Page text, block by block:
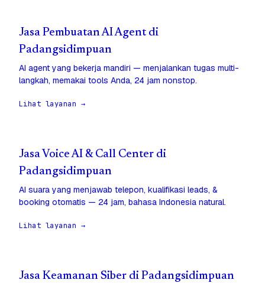
Jasa Pembuatan AI Agent di
Padangsidimpuan
AI agent yang bekerja mandiri — menjalankan tugas multi-
langkah, memakai tools Anda, 24 jam nonstop.
Lihat layanan →
Jasa Voice AI & Call Center di
Padangsidimpuan
AI suara yang menjawab telepon, kualifikasi leads, &
booking otomatis — 24 jam, bahasa Indonesia natural.
Lihat layanan →
Jasa Keamanan Siber di Padangsidimpuan